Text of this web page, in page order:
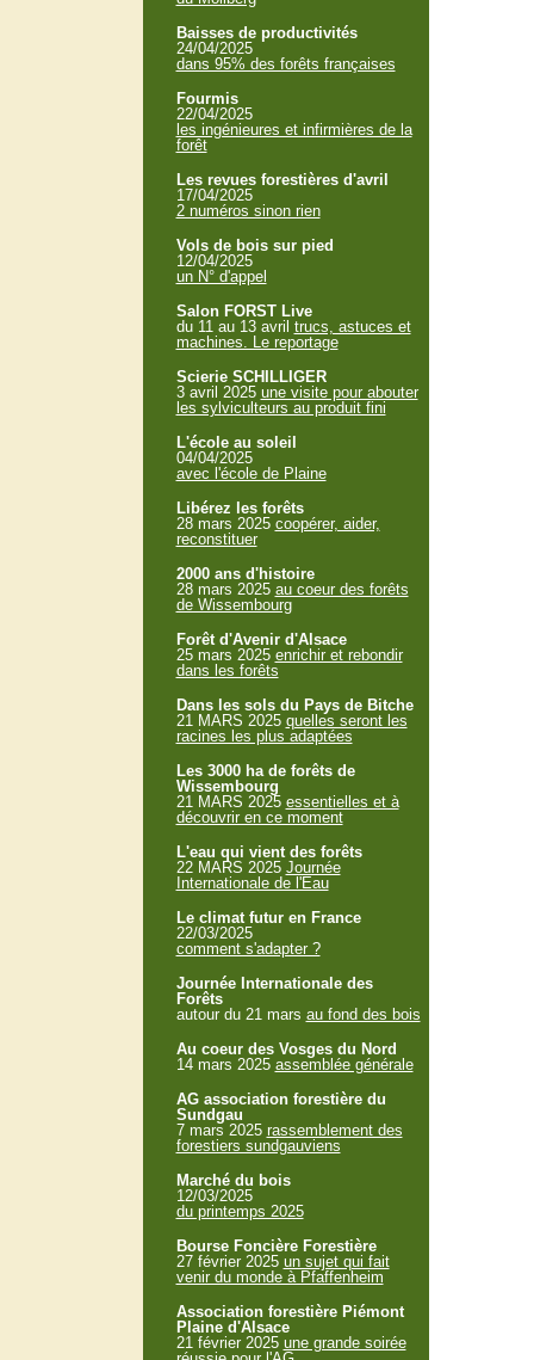
Baisses de productivités
24/04/2025
dans 95% des forêts françaises
Fourmis
22/04/2025
les ingénieures et infirmières de la
forêt
Les revues forestières d'avril
17/04/2025
2 numéros sinon rien
Vols de bois sur pied
12/04/2025
un N° d'appel
Salon FORST Live
du 11 au 13 avril trucs, astuces et
machines. Le reportage
Scierie SCHILLIGER
3 avril 2025 une visite pour abouter
les sylviculteurs au produit fini
L'école au soleil
04/04/2025
avec l'école de Plaine
Libérez les forêts
28 mars 2025 coopérer, aider,
reconstituer
2000 ans d'histoire
28 mars 2025 au coeur des forêts
de Wissembourg
Forêt d'Avenir d'Alsace
25 mars 2025 enrichir et rebondir
dans les forêts
Dans les sols du Pays de Bitche
21 MARS 2025 quelles seront les
racines les plus adaptées
Les 3000 ha de forêts de
Wissembourg
21 MARS 2025 essentielles et à
découvrir en ce moment
L'eau qui vient des forêts
22 MARS 2025 Journée
Internationale de l'Eau
Le climat futur en France
22/03/2025
comment s'adapter ?
Journée Internationale des
Forêts
autour du 21 mars au fond des bois
Au coeur des Vosges du Nord
14 mars 2025 assemblée générale
AG association forestière du
Sundgau
7 mars 2025 rassemblement des
forestiers sundgauviens
Marché du bois
12/03/2025
du printemps 2025
Bourse Foncière Forestière
27 février 2025 un sujet qui fait
venir du monde à Pfaffenheim
Association forestière Piémont
Plaine d'Alsace
21 février 2025 une grande soirée